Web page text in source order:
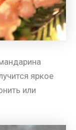
яркое
или